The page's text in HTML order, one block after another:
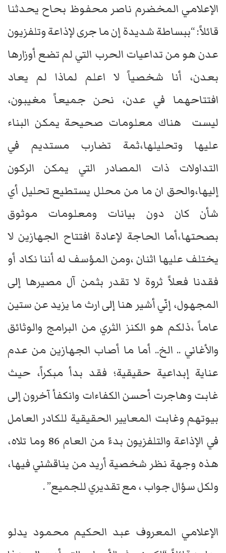
الإعلامي المخضرم ناصر محفوظ بحاح يحدثنا
قائلاً: “ببساطة شديدة إن ما جرى لإذاعة وتلفزيون
عدن هو من تداعيات الحرب التي لم تضع أوزارها
بعدن، أنا شخصياً لا اعلم لماذا لم يعاد
افتتاحهما في عدن، نحن جميعاً مغيبون،
ليست هناك معلومات صحيحة يمكن البناء
عليها وتحليلها،ثمة تضارب مستديم في
التداولات ذات المصادر التي يمكن الركون
إليها،والحق ان ما من محلل يستطيع تحليل أي
شأن كان دون بيانات ومعلومات موثوق
بصحتها،أما الحاجة لإعادة افتتاح الجهازين لا
يختلف عليها اثنان ،ومن المؤسف له أننا نكاد أو
فقدنا فعلاً ثروة لا تقدر بثمن آل مصيرها إلى
المجهول، إنّي أشير هنا إلى ارث ما يزيد عن ستين
عاماً ،ذلكم هو الكنز الثري من البرامج والوثائق
والأغاني .. الخ.. أما ما أصاب الجهازين من عدم
عناية إبداعية حقيقية؛ فقد بدأ مبكراً، حيث
غابت وهاجرت أحسن الكفاءات وانكفأ آخرون إلى
بيوتهم وغابت المعايير الحقيقية للكادر العامل
في الإذاعة والتلفزيون بدءً من العام 86 وما تلاه،
هذه وجهة نظر شخصية أريد من يناقشني فيها،
ولكل سؤال جواب ، مع تقديري للجميع” .
الإعلامي المعروف عبد الحكيم محمود يدلو